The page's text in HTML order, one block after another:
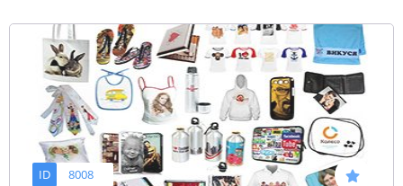
ID 8008